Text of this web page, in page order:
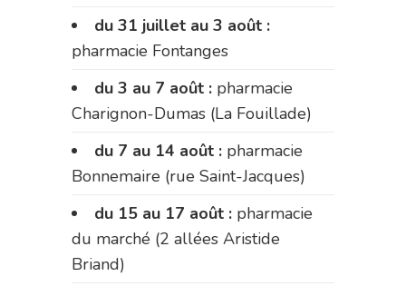
du 31 juillet au 3 août :
pharmacie Fontanges
du 3 au 7 août : pharmacie
Charignon-Dumas (La Fouillade)
du 7 au 14 août : pharmacie
Bonnemaire (rue Saint-Jacques)
du 15 au 17 août : pharmacie
du marché (2 allées Aristide
Briand)